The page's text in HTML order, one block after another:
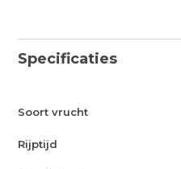
Specificaties
Soort vrucht
Rijptijd